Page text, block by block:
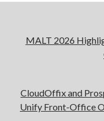
MALT 2026
CloudOffix and
Unify Front-Office